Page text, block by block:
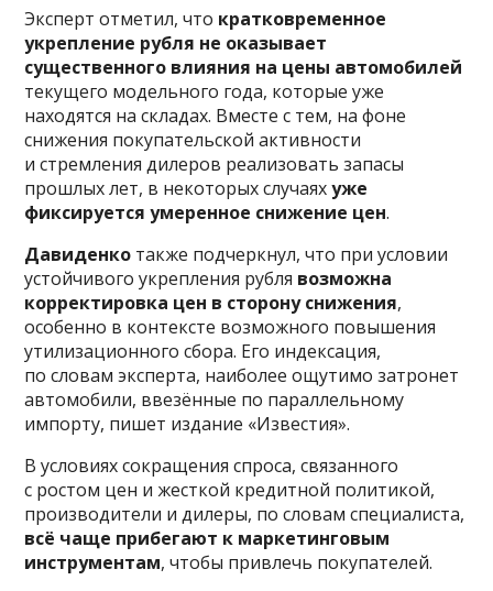
Эксперт отметил, что кратковременное
укрепление рубля не оказывает
существенного влияния на цены автомобилей
текущего модельного года, которые уже
находятся на складах. Вместе с тем, на фоне
снижения покупательской активности
и стремления дилеров реализовать запасы
прошлых лет, в некоторых случаяхуже
фиксируется умеренное снижение цен.
Давиденко также подчеркнул, что при условии
устойчивого укрепления рубля возможна
корректировка цен в сторону снижения,
особенно в контексте возможного повышения
утилизационного сбора. Его индексация,
по словам эксперта, наиболее ощутимо затронет
автомобили, ввезённые по параллельному
импорту, пишет издание «Известия».
В условиях сокращения спроса, связанного
с ростом цен и жесткой кредитной политикой,
производители и дилеры, по словам специалиста,
всё чаще прибегают к маркетинговым
инструментам, чтобы привлечь покупателей.